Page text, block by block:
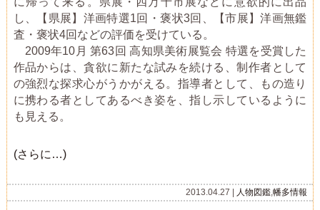
し、【県展】洋画特選1回・褒状3回、【市展】洋画無鑑
査・褒状4回などの評価を受けている。
2009年10月 第63回 高知県美術展覧会 特選を受賞した
作品からは、貪欲に新たな試みを続ける、制作者として
の強烈な探求心がうかがえる。指導者として、もの造り
に携わる者としてあるべき姿を、指し示しているように
も見える。
(さらに…)
2013.04.27 | 人物図鑑,幡多情報